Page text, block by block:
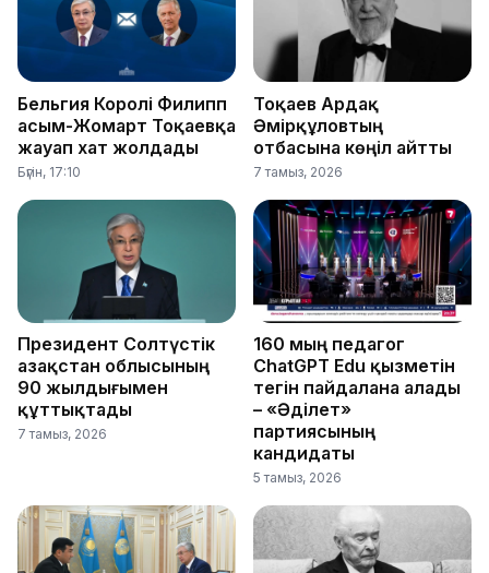
Бельгия Королі Филипп
Қасым-Жомарт Тоқаевқа
жауап хат жолдады
Бүгін, 17:10
Тоқаев Ардақ
Әмірқұловтың
отбасына көңіл айтты
7 тамыз, 2026
Президент Солтүстік
Қазақстан облысының
90 жылдығымен
құттықтады
7 тамыз, 2026
160 мың педагог
ChatGPT Edu қызметін
тегін пайдалана алады
– «Әділет»
партиясының
кандидаты
5 тамыз, 2026